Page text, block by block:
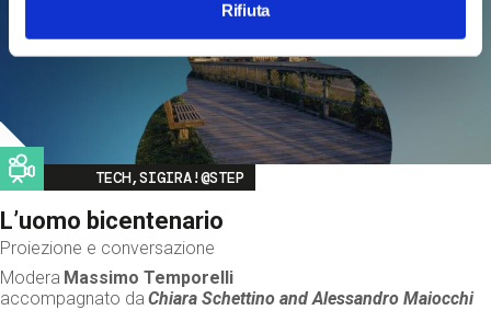
Rifiuta
Image
TECH,SIGIRA!@STEP
L’uomo bicentenario
Proiezione e conversazione
Modera Massimo Temporelli
accompagnato da Chiara Schettino andAlessandro Maiocchi